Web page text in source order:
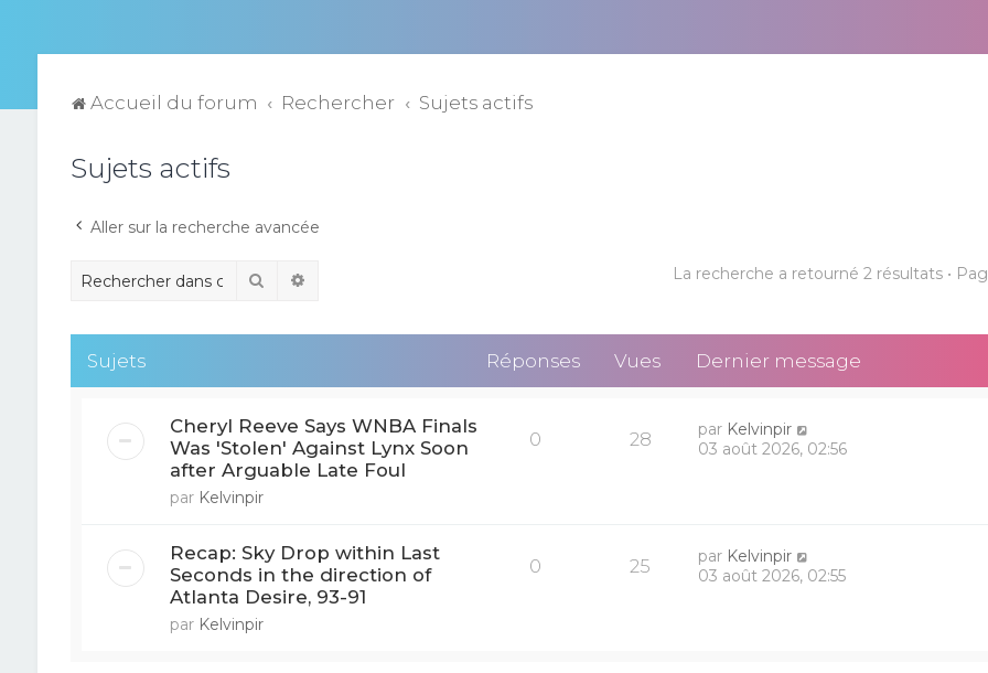
Accueil du forum Rechercher Sujets actifs
Sujets actifs
Aller sur la recherche avancée
Rechercher La recherche a retourné 2 résultats •
Sujets Réponses Vues Dernier message
Cheryl Reeve Says WNBA Finals
Was 'Stolen' Against Lynx Soon
after Arguable Late Foul
par Kelvinpir
0 28 par Kelvinpir
03 août 2026, 02:56
Recap: Sky Drop within Last
Seconds in the direction of
Atlanta Desire, 93-91
par Kelvinpir
0 25 par Kelvinpir
03 août 2026, 02:55